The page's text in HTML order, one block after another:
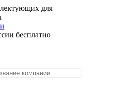
для
бесплатно